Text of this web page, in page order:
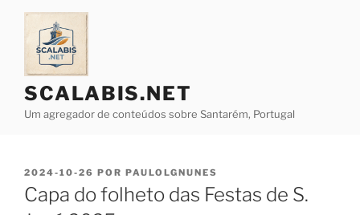
Saltar
conteúdo
SCALABIS.NET
Um agregador de conteúdos sobre Santarém, Portugal
PUBLICADO
EM
2024-10-26 POR PAULOLGNUNES
Capa do folheto das Festas de S.